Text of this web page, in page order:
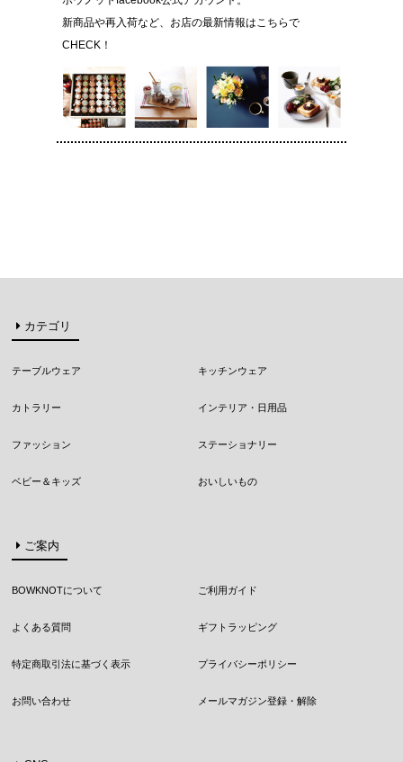
新商品や再入荷など、お店の最新情報はこちらで
CHECK！
カテゴリ
テーブルウェア キッチンウェア
カトラリー インテリア・日用品
ファッション ステーショナリー
ベビー＆キッズ おいしいもの
ご案内
BOWKNOTについて ご利用ガイド
よくある質問 ギフトラッピング
特定商取引法に基づく表示 プライバシーポリシー
お問い合わせ メールマガジン登録・解除